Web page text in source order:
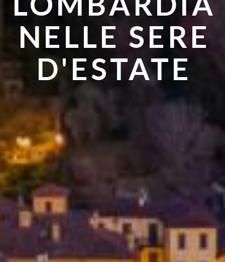
NELLE SERE
D'ESTATE
ANDARE IN
ESTATE